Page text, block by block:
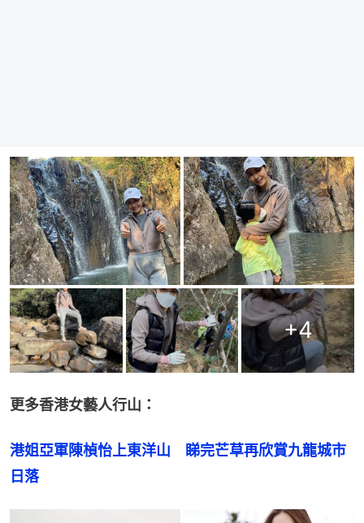
+4
更多香港女藝人行山：
港姐亞軍陳楨怡上東洋山　睇完芒草再欣賞九龍城市
日落